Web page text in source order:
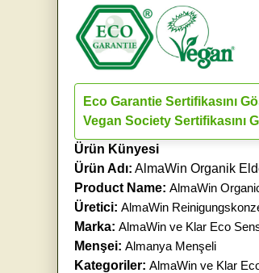
Eco Garantie Sertifikasını
Vegan Society Sertifikasını
Ürün Künyesi
Ürün Adı: AlmaWin Organik
Product Name: AlmaWin
Üretici: AlmaWin
Marka: AlmaWin ve Klar Eco
Menşei: Almanya Menşeli
Kategoriler: AlmaWin ve Klar